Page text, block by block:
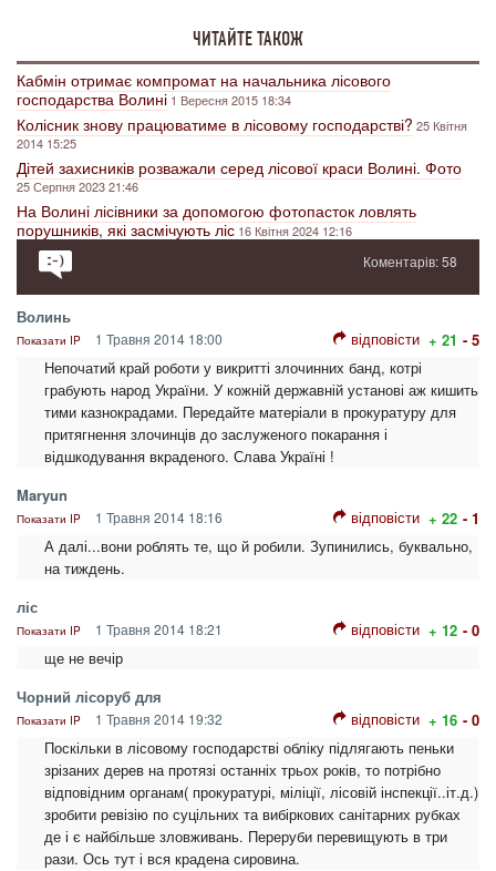
ЧИТАЙТЕ ТАКОЖ
Кабмін отримає компромат на начальника лісового
господарства Волині 1 Вересня 2015 18:34
Колісник знову працюватиме в лісовому господарстві? 25 Квітня
2014 15:25
Дітей захисників розважали серед лісової краси Волині. Фото
25 Серпня 2023 21:46
На Волині лісівники за допомогою фотопасток ловлять
порушників, які засмічують ліс 16 Квітня 2024 12:16
Коментарів: 58
Волинь
Показати IP 1 Травня 2014 18:00 відповісти + 21 - 5
Непочатий край роботи у викритті злочинних банд, котрі
грабують народ України. У кожній державній установі аж кишить
тими казнокрадами. Передайте матеріали в прокуратуру для
притягнення злочинців до заслуженого покарання і
відшкодування вкраденого. Слава Україні !
Maryun
Показати IP 1 Травня 2014 18:16 відповісти + 22 - 1
А далі...вони роблять те, що й робили. Зупинились, буквально,
на тиждень.
ліс
Показати IP 1 Травня 2014 18:21 відповісти + 12 - 0
ще не вечір
Чорний лісоруб для
Показати IP 1 Травня 2014 19:32 відповісти + 16 - 0
Поскільки в лісовому господарстві обліку підлягають пеньки
зрізаних дерев на протязі останніх трьох років, то потрібно
відповідним органам( прокуратурі, міліції, лісовій інспекції..іт.д.)
зробити ревізію по суцільних та вибіркових санітарних рубках
де і є найбільше зловживань. Переруби перевищують в три
рази. Ось тут і вся крадена сировина.